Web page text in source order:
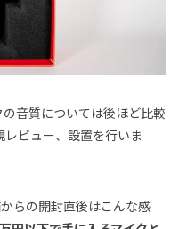
音質については後ほど比較
ビュー、設置を行いま
らの開封直後はこんな感